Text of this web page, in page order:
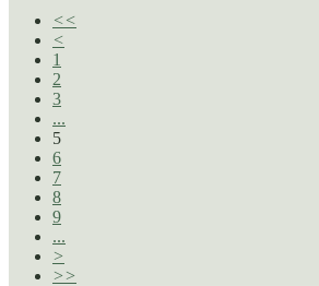
<<
<
1
2
3
...
5
6
7
8
9
...
>
>>